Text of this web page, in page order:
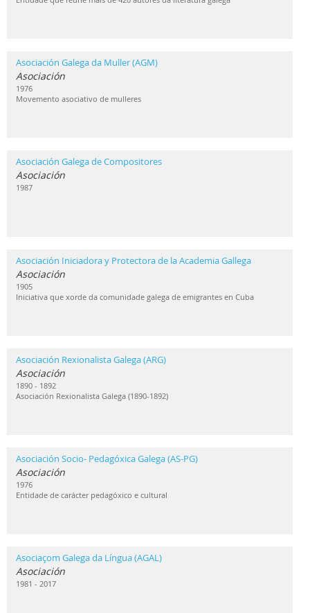
Asociación Galega da Muller (AGM)
Asociación
1976
Movemento asociativo de mulleres
Asociación Galega de Compositores
Asociación
1987
Asociación Iniciadora y Protectora de la Academia Gallega
Asociación
1905
Iniciativa que xorde da comunidade galega de emigrantes en Cuba
Asociación Rexionalista Galega (ARG)
Asociación
1890 - 1892
Asociación Rexionalista Galega (1890-1892)
Asociación Socio- Pedagóxica Galega (AS-PG)
Asociación
1976
Entidade de carácter pedagóxico e cultural
Asociaçom Galega da Língua (AGAL)
Asociación
1981 - 2017